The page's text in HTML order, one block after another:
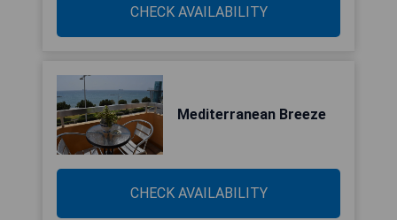
CHECK AVAILABILITY
Mediterranean Breeze
CHECK AVAILABILITY